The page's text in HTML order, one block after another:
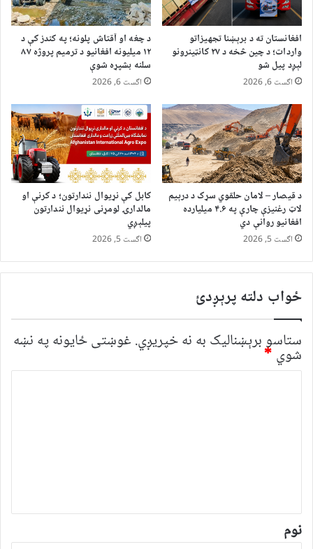
افغانستان ته د برېښنا تجهیزاتو
واردات؛ د چین څخه د ۲۷ کانټینرونو
لېږد پیل شو
اگست 6, 2026
د چغه او آقتاش پلونه؛ په کندز کې د
۱۲ میلیونه افغانیو د ترمیم پروژه ۸۷
سلنه بشپړه شوې
اگست 6, 2026
د قیصار – لامان حلقوي سړک د درېیم
لاټ رغنیزې چارې په ۴.۶ میلیارده
افغانیو روانې دي
اگست 5, 2026
کابل کې نړیوال نندارتون؛ د کرنې او
مالدارۍ لومړنی نړیوال نندارتون
پیلېږي
اگست 5, 2026
ځواب دلته پرېږدئ
ستاسو برېښناليک به نه خپريږي. غوښتى ځایونه په نښه
شوي *
*
نوم